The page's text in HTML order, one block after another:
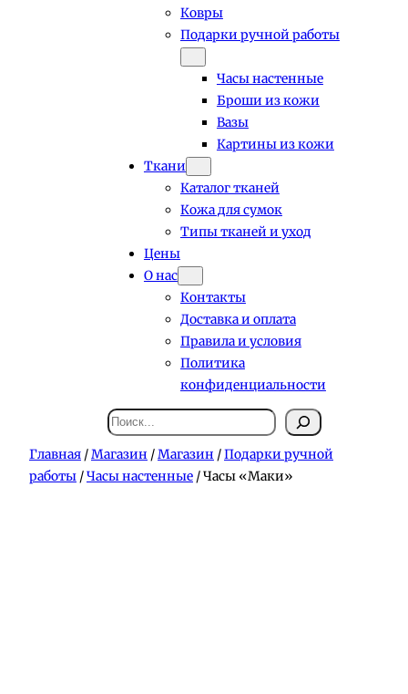
Ковры
Подарки ручной работы
Часы настенные
Броши из кожи
Вазы
Картины из кожи
Ткани
Каталог тканей
Кожа для сумок
Типы тканей и уход
Цены
О нас
Контакты
Доставка и оплата
Правила и условия
Политика
конфиденциальности
Поиск
Главная /Магазин /Магазин /Подарки ручной
работы /Часы настенные / Часы «Маки»